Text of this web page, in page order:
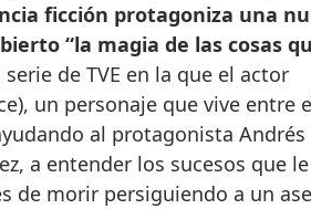
ficción protagoniza una
“la magia de las cosas
de TVE en la que el actor
un personaje que vive entre
al protagonista Andrés
a entender los sucesos que le
de morir persiguiendo a un